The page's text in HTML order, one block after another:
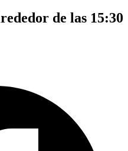
de las 15:30